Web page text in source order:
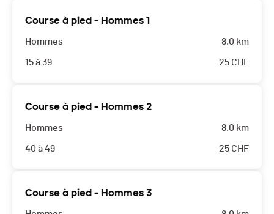
Course à pied - Hommes 1
Hommes
15 à 39
8.0 km
25 CHF
Course à pied - Hommes 2
Hommes
40 à 49
8.0 km
25 CHF
Course à pied - Hommes 3